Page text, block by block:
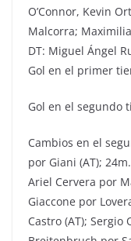
O’Connor, Kevin
Malcorra;
DT: Miguel Ángel
Gol en el primer
Gol en el segundo
Cambios en el
por Giani (AT);
Ariel Cervera por
Giaccone por
Castro (AT); Sergio